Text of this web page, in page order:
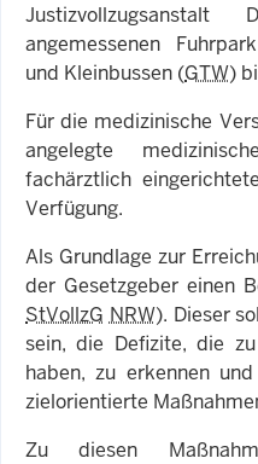
angemessenen
und Kleinbussen (GTW)
Für die medizinische
angelegte
fachärztlich
Verfügung.
Als Grundlage zur
der Gesetzgeber einen
StVollzG NRW). Dieser
sein, die Defizite, die
haben, zu erkennen
zielorientierte
Zu diesen